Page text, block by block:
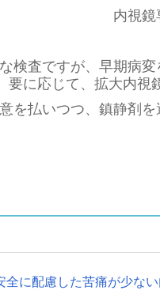
内視
検査ですが、早期病
要に応じて、拡大内視
を払いつつ、鎮静剤
全に配慮した苦痛が少な